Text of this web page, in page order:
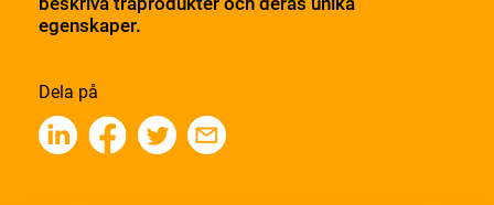
egenskaper.
Dela på